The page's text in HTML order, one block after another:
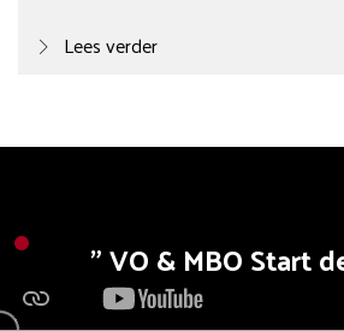
Lees verder
VO & MBO Start